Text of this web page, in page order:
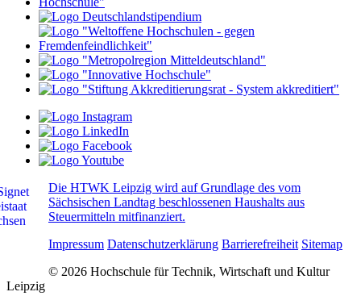
Die HTWK Leipzig wird auf Grundlage des vom
Sächsischen Landtag beschlossenen Haushalts aus
Steuermitteln mitfinanziert.
Impressum Datenschutzerklärung Barrierefreiheit Sitemap
© 2026 Hochschule für Technik, Wirtschaft und Kultur
Leipzig